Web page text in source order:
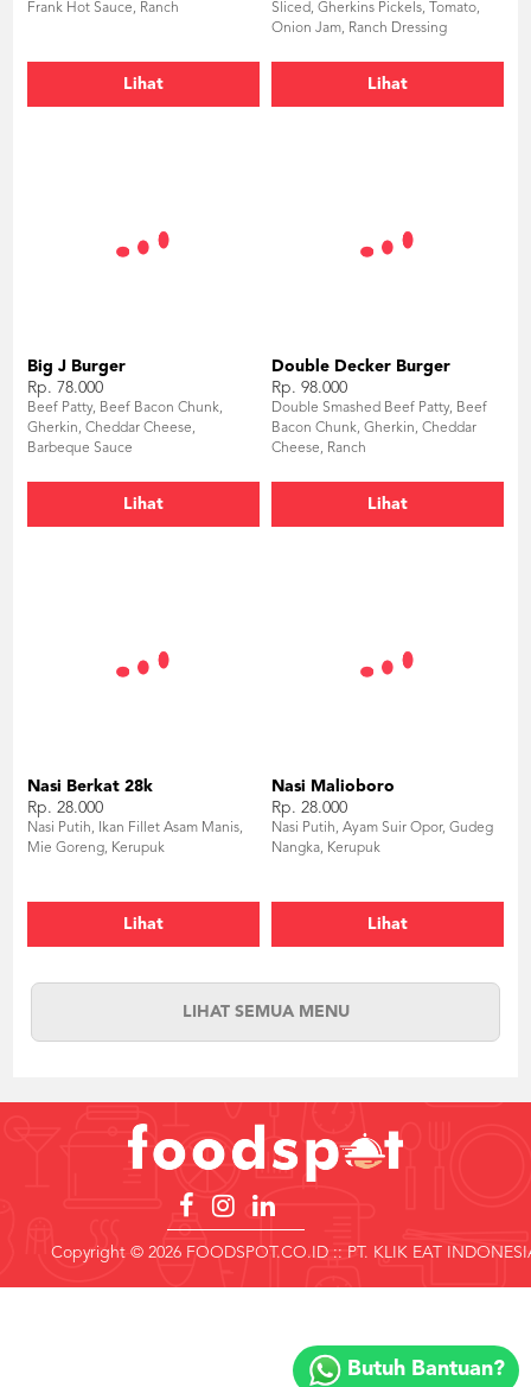
Frank Hot Sauce, Ranch
Lihat
Sliced, Gherkins Pickels, Tomato,
Onion Jam, Ranch Dressing
Lihat
Big J Burger
Rp. 78.000
Beef Patty, Beef Bacon Chunk,
Gherkin, Cheddar Cheese,
Barbeque Sauce
Lihat
Double Decker Burger
Rp. 98.000
Double Smashed Beef Patty, Beef
Bacon Chunk, Gherkin, Cheddar
Cheese, Ranch
Lihat
Nasi Berkat 28k
Rp. 28.000
Nasi Putih, Ikan Fillet Asam Manis,
Mie Goreng, Kerupuk
Lihat
Nasi Malioboro
Rp. 28.000
Nasi Putih, Ayam Suir Opor, Gudeg
Nangka, Kerupuk
Lihat
LIHAT SEMUA MENU
Copyright © 2026 FOODSPOT.CO.ID :: PT. KLIK EAT
Butuh Bantuan?